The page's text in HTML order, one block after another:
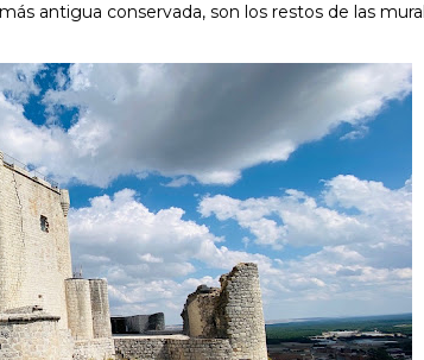
antigua conservada, son los restos de las